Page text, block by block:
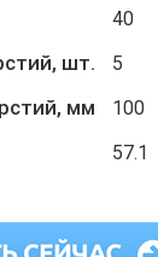
40
шт. 5
мм 100
57.1